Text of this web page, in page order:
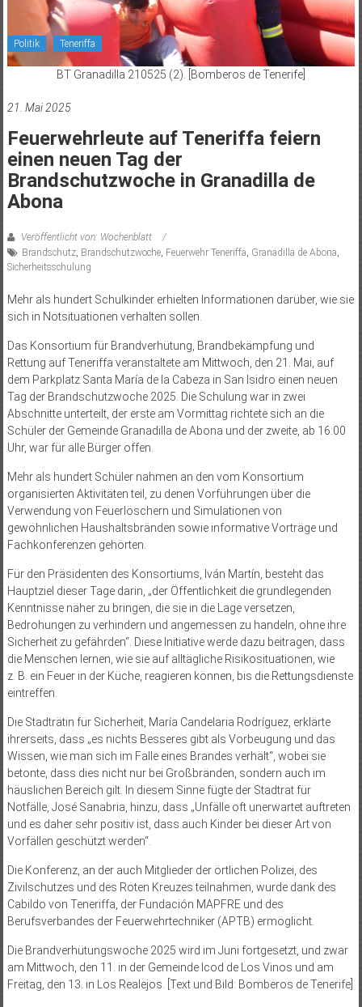
Politik Teneriffa
BT Granadilla 210525 (2). [Bomberos de Tenerife]
21. Mai 2025
Feuerwehrleute auf Teneriffa feiern
einen neuen Tag der
Brandschutzwoche in Granadilla de
Abona
Veröffentlicht von: Wochenblatt
Brandschutz, Brandschutzwoche, Feuerwehr Teneriffa Granadilla de Abona
Sicherheitsschulung
Mehr als hundert Schulkinder erhielten Informationen darüber, wie sie
sich in Notsituationen verhalten sollen.
Das Konsortium für Brandverhütung, Brandbekämpfung und
Rettung auf Teneriffa veranstaltete am Mittwoch, den 21. Mai, auf
dem Parkplatz Santa María de la Cabeza in San Isidro einen neuen
Tag der Brandschutzwoche 2025. Die Schulung war in zwei
Abschnitte unterteilt, der erste am Vormittag richtete sich an die
Schüler der Gemeinde Granadilla de Abona und der zweite, ab 16:00
Uhr, war für alle Bürger offen.
Mehr als hundert Schüler nahmen an den vom Konsortium
organisierten Aktivitäten teil, zu denen Vorführungen über die
Verwendung von Feuerlöschern und Simulationen von
gewöhnlichen Haushaltsbränden sowie informative Vorträge und
Fachkonferenzen gehörten.
Für den Präsidenten des Konsortiums, Iván Martín, besteht das
Hauptziel dieser Tage darin, „der Öffentlichkeit die grundlegenden
Kenntnisse näher zu bringen, die sie in die Lage versetzen,
Bedrohungen zu verhindern und angemessen zu handeln, ohne ihre
Sicherheit zu gefährden“. Diese Initiative werde dazu beitragen, dass
die Menschen lernen, wie sie auf alltägliche Risikosituationen, wie
z. B. ein Feuer in der Küche, reagieren können, bis die Rettungsdienste
eintreffen.
Die Stadträtin für Sicherheit, María Candelaria Rodríguez, erklärte
ihrerseits, dass „es nichts Besseres gibt als Vorbeugung und das
Wissen, wie man sich im Falle eines Brandes verhält“, wobei sie
betonte, dass dies nicht nur bei Großbränden, sondern auch im
häuslichen Bereich gilt. In diesem Sinne fügte der Stadtrat für
Notfälle, José Sanabria, hinzu, dass „Unfälle oft unerwartet auftreten
und es daher sehr positiv ist, dass auch Kinder bei dieser Art von
Vorfällen geschützt werden“.
Die Konferenz, an der auch Mitglieder der örtlichen Polizei, des
Zivilschutzes und des Roten Kreuzes teilnahmen, wurde dank des
Cabildo von Teneriffa, der Fundación MAPFRE und des
Berufsverbandes der Feuerwehrtechniker (APTB) ermöglicht.
Die Brandverhütungswoche 2025 wird im Juni fortgesetzt, und zwar
am Mittwoch, den 11. in der Gemeinde Icod de Los Vinos und am
Freitag, den 13. in Los Realejos. [Text und Bild: Bomberos de Tenerife]